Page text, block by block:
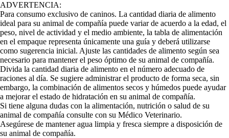
ADVERTENCIA:
Para consumo exclusivo de caninos. La cantidad diaria de alimento
ideal para su animal de compañía puede variar de acuerdo a la edad, el
peso, nivel de actividad y el medio ambiente, la tabla de alimentación
en el empaque representa únicamente una guía y deberá utilizarse
como sugerencia inicial. Ajuste las cantidades de alimento según sea
necesario para mantener el peso óptimo de su animal de compañía.
Divida la cantidad diaria de alimento en el número adecuado de
raciones al día. Se sugiere administrar el producto de forma seca, sin
embargo, la combinación de alimentos secos y húmedos puede ayudar
a mejorar el estado de hidratación en su animal de compañía.
Si tiene alguna dudas con la alimentación, nutrición o salud de su
animal de compañía consulte con su Médico Veterinario.
Asegúrese de mantener agua limpia y fresca siempre a disposición de
su animal de compañía.